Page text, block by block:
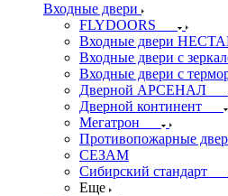
Входные двери
FLYDOORS
Входные двери
Входные двери с
Входные двери с
Дверной АРСЕНАЛ
Дверной континент
Мегатрон
Противопожарные
СЕЗАМ
Сибирский стандарт
Еще